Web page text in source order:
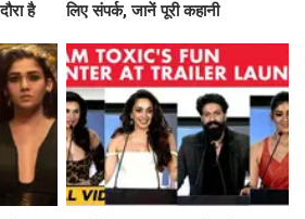
है
लिए संपर्क, जानें पूरी कहानी